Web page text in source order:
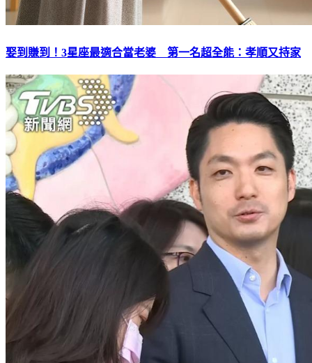
娶到賺到！3星座最適合當老婆 第一名超全能：孝順又持家